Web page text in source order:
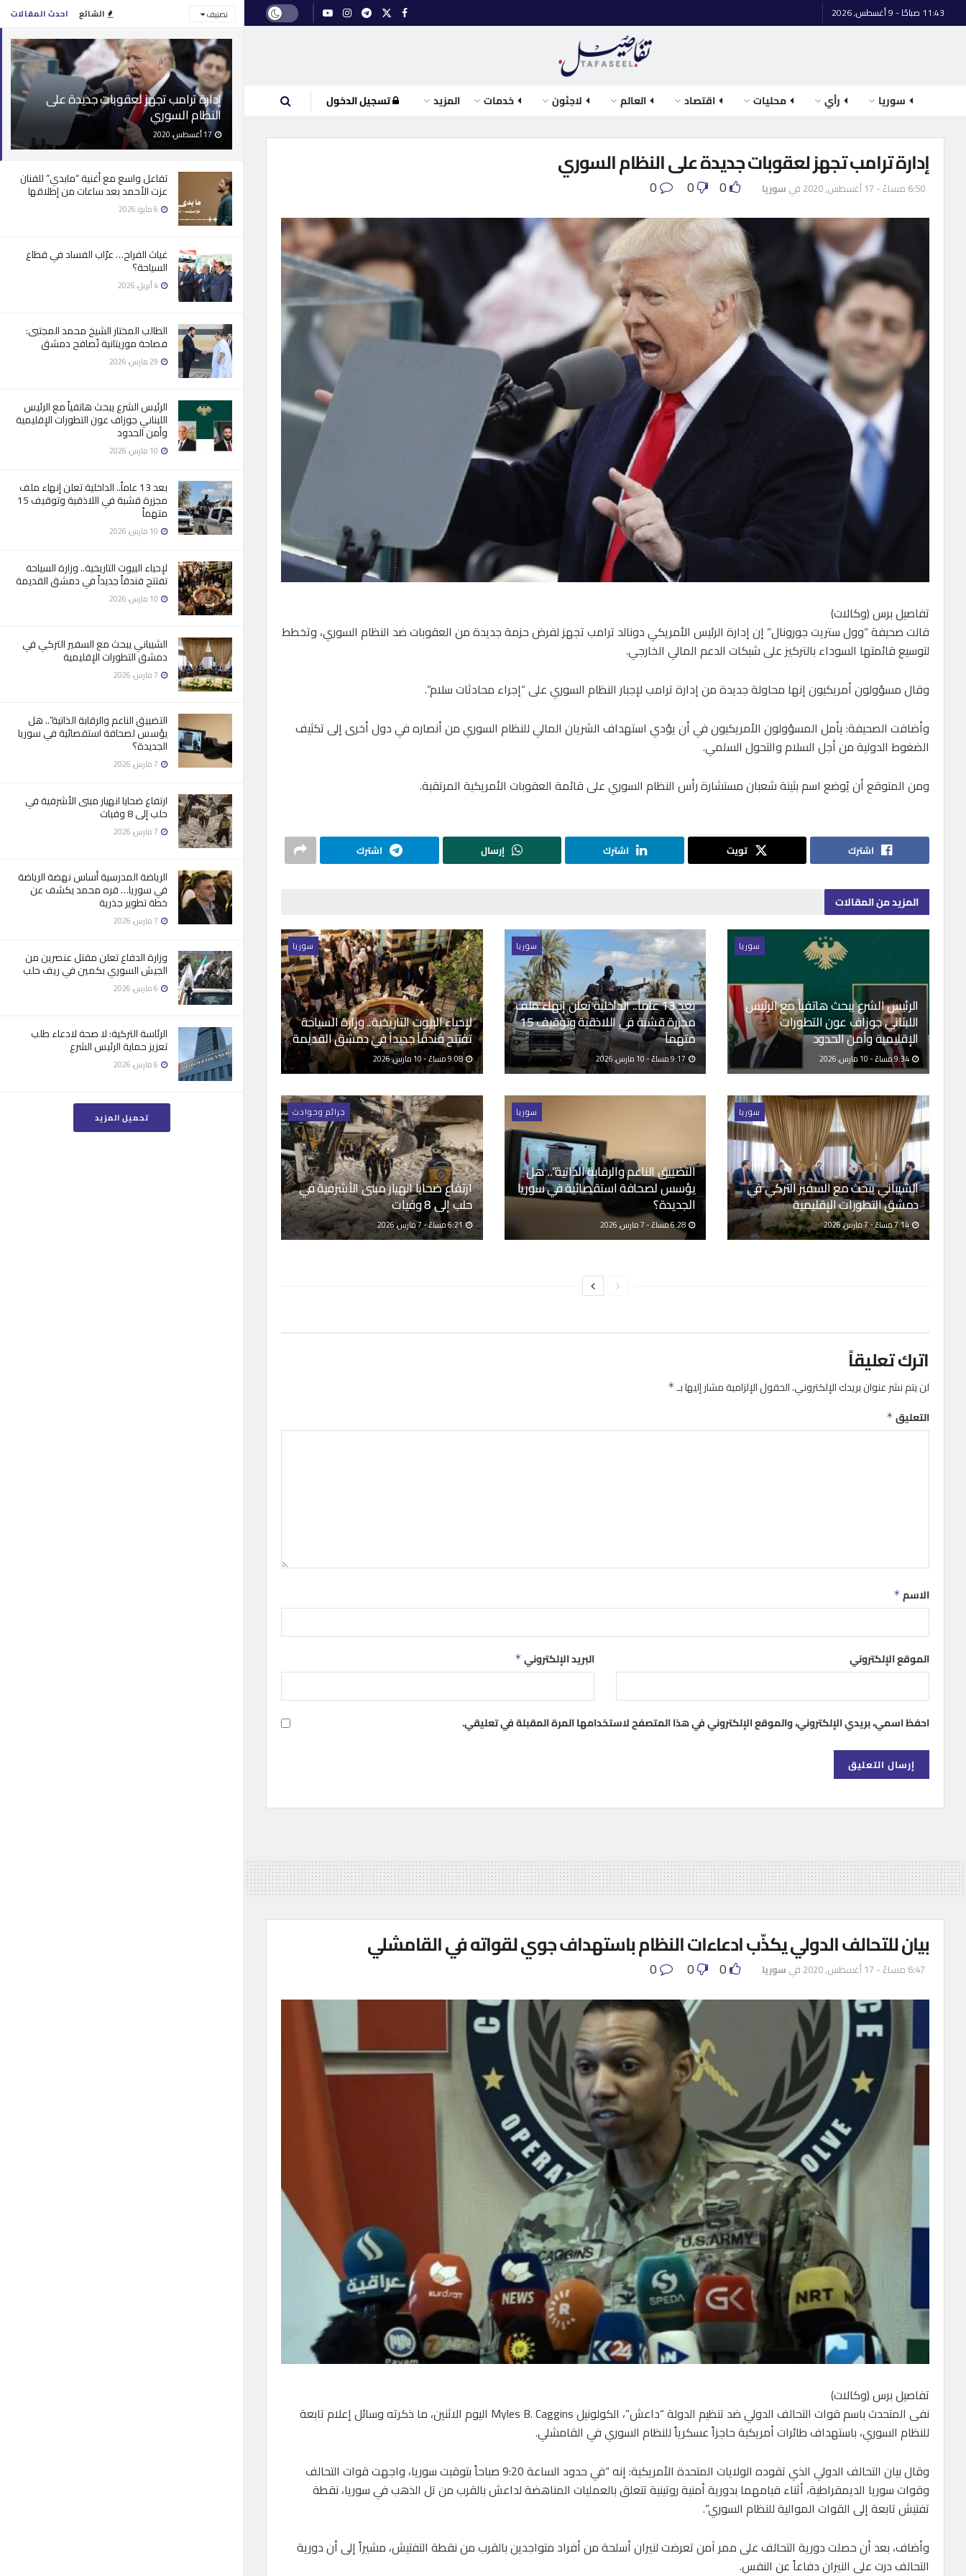
احدث المقالات الشائع تصنيف
إدارة ترامب تجهز لعقوبات جديدة على
النظام السوري
17 أغسطس، 2020
تفاعل واسع مع أغنية “مابدي” للفنان
عزت الأحمد بعد ساعات من إطلاقها
غياث الفراح… عرّاب الفساد في قطاع
السياحة؟
الطالب المختار الشيخ محمد المجتبى:
فصاحة موريتانية تُصافح دمشق
الرئيس الشرع يبحث هاتفياً مع الرئيس
اللبناني جوزاف عون التطورات الإقليمية
وأمن الحدود
بعد 13 عاماً.. الداخلية تعلن إنهاء ملف
مجزرة قشبة في اللاذقية وتوقيف 15
متهماً
لإحياء البيوت التاريخية.. وزارة السياحة
تفتتح فندقاً جديداً في دمشق القديمة
الشيباني يبحث مع السفير التركي في
دمشق التطورات الإقليمية
التضييق الناعم والرقابة الذاتية”.. هل
يؤسس لصحافة استقصائية في سوريا
الجديدة؟
ارتفاع ضحايا انهيار مبنى الأشرفية في
حلب إلى 8 وفيات
الرياضة المدرسية أساس نهضة الرياضة
في سوريا… قره محمد يكشف عن
خطة تطوير جذرية
وزارة الدفاع تعلن مقتل عنصرين من
الجيش السوري بكمين في ريف حلب
الرئاسة التركية: لا صحة لادعاء طلب
تعزيز حماية الرئيس الشرع
تحميل المزيد
11:43 صباحًا - 9 أغسطس, 2026
سوريا رأي محليات اقتصاد العالم لاجئون خدمات المزيد تسجيل الدخول
إدارة ترامب تجهز لعقوبات جديدة على النظام السوري
6:50 مساءً - 17 أغسطس, 2020 في سوريا 0
0
تفاصيل برس (وكالات)
قالت صحيفة “وول ستريت جورونال” إن إدارة الرئيس الأمريكي دونالد ترامب تجهز لفرض حزمة جديدة من العقوبات ضد النظام السوري، وتخطط
لتوسيع قائمتها السوداء بالتركيز على شبكات الدعم المالي الخارجي.
وقال مسؤولون أمريكيون إنها محاولة جديدة من إدارة ترامب لإجبار النظام السوري على “إجراء محادثات سلام”.
وأضافت الصحيفة: يأمل المسؤولون الأمريكيون في أن يؤدي استهداف الشريان المالي للنظام السوري من أنصاره في دول أخرى إلى تكثيف
الضغوط الدولية من أجل السلام والتحول السلمي.
ومن المتوقع أن يُوضع اسم بثينة شعبان مستشارة رأس النظام السوري على قائمة العقوبات الأمريكية المرتقبة.
اشترك تويت اشترك إرسال اشترك
المزيدمن المقالات
سوريا
الرئيس الشرع يبحث هاتفياً مع الرئيس
اللبناني جوزاف عون التطورات
الإقليمية وأمن الحدود
سوريا
بعد 13 عاماً.. الداخلية تعلن إنهاء ملف
مجزرة قشبة في اللاذقية وتوقيف 15
متهماً
9:17 مساءً - 10 مارس, 2026
سوريا
لإحياء البيوت التاريخية.. وزارة السياحة
تفتتح فندقاً جديداً في دمشق القديمة
9:08 مساءً - 10 مارس, 2026
سوريا
الشيباني يبحث مع السفير التركي في
دمشق التطورات الإقليمية
7:14 مساءً - 7 مارس, 2026
سوريا
التضييق الناعم والرقابة الذاتية”.. هل
يؤسس لصحافة استقصائية في سوريا
الجديدة؟
جرائم وحوادث
ارتفاع ضحايا انهيار مبنى الأشرفية في
حلب إلى 8 وفيات
6:21 مساءً - 7 مارس, 2026
اترك تعليقاً
لن يتم نشر عنوان بريدك الإلكتروني.الحقول الإلزامية مشار إليها بـ *
التعليق *
الاسم *
البريد الإلكتروني * الموقع الإلكتروني
احفظ اسمي، بريدي الإلكتروني، والموقع الإلكتروني في هذا المتصفح لاستخدامها المرة المقبلة في تعليقي.
بيان للتحالف الدولي يكذّب ادعاءات النظام باستهداف جوي لقواته في القامشلي
6:47 مساءً - 17 أغسطس, 2020 في سوريا 0
0
تفاصيل برس (وكالات)
نفى المتحدث باسم قوات التحالف الدولي ضد تنظيم الدولة “داعش”، الكولونيل Myles B. Caggins اليوم الاثنين، ما ذكرته وسائل إعلام تابعة
للنظام السوري، باستهداف طائرات أمريكية حاجزاً عسكرياً للنظام السوري في القامشلي.
وقال بيان التحالف الدولي الذي تقوده الولايات المتحدة الأمريكية: إنه “في حدود الساعة 9:20 صباحاً بتوقيت سوريا، واجهت قوات التحالف
وقوات سوريا الديمقراطية، أثناء قيامهما بدورية أمنية روتينية تتعلق بالعمليات المناهضة لداعش بالقرب من تل الذهب في سوريا، نقطة
تفتيش تابعة إلى القوات الموالية للنظام السوري”.
وأضاف، بعد أن حصلت دورية التحالف على ممر آمن تعرضت لنيران أسلحة من أفراد متواجدين بالقرب من نقطة التفتيش، مشيراً إلى أن دورية
التحالف درت على النيران دفاعاً عن النفس.